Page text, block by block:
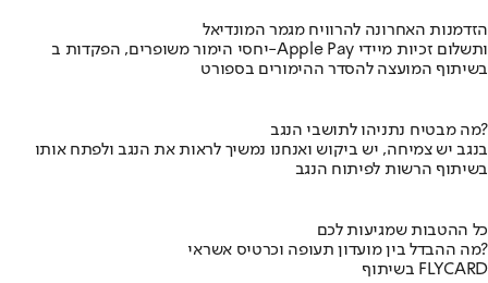
הזדמנות האחרונה להרוויח מגמר המונדיאל
יחסי הימור משופרים, הפקדות ב-Apple Pay ותשלום זכיות מיידי
בשיתוף המועצה להסדר ההימורים בספורט
מה מבטיח נתניהו לתושבי הנגב?
בנגב יש צמיחה, יש ביקוש ואנחנו נמשיך לראות את הנגב ולפתח אותו
בשיתוף הרשות לפיתוח הנגב
כל ההטבות שמגיעות לכם
מה ההבדל בין מועדון תעופה וכרטיס אשראי?
בשיתוף FLYCARD